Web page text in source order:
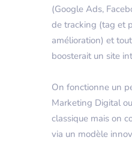
(Google Ads,
de tracking (tag et
amélioration) et
boosterait un site
On fonctionne un
Marketing Digital
classique mais on
via un modèle